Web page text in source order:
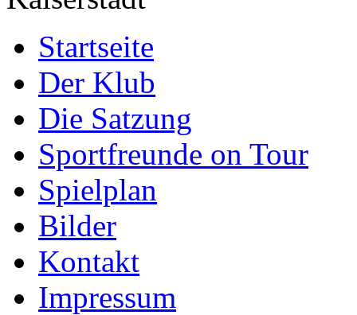
Startseite
Der Klub
Die Satzung
Sportfreunde on Tour
Spielplan
Bilder
Kontakt
Impressum